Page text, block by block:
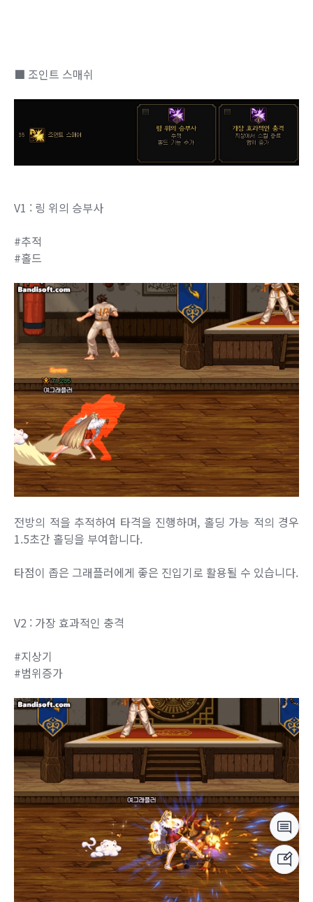
■ 조인트 스매쉬
V1 : 링 위의 승부사
#추적
#홀드
전방의 적을 추적하여 타격을 진행하며, 홀딩 가능 적의 경우
1.5초간 홀딩을 부여합니다.
타점이 좁은 그래플러에게 좋은 진입기로 활용될 수 있습니다.
V2 : 가장 효과적인 충격
#지상기
#범위증가